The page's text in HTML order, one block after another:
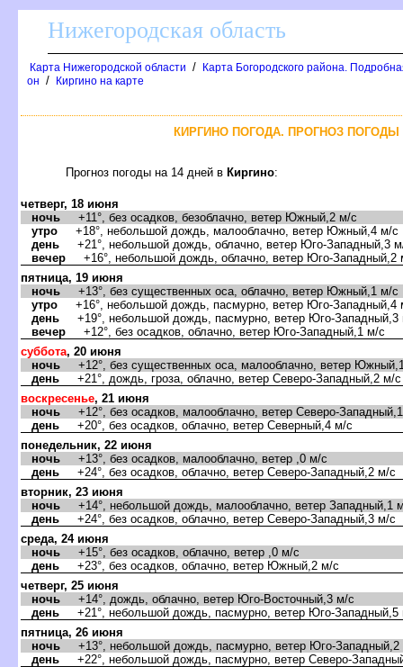
Нижегородская область
Карта Нижегородской области /
Карта Богородского района.
он / Киргино на карте
КИРГИНО ПОГОДА. ПРОГНОЗ ПОГОДЫ
Прогноз погоды на 14 дней Киргино:
четверг, 18 июня
ночь +11°, без осадков, безоблачно, ветер Южный,2 м/с
утро +18°, небольшой дождь, малооблачно, ветер Южный,4 м/с
день +21°, небольшой дождь, облачно, ветер Юго-Западный,3
ечер +16°, небольшой дождь, облачно, ветер Юго-Западный,2
пятница, 19 июня
ночь +13°, без существенных оса, облачно, ветер Южный,1 м/с
утро +16°, небольшой дождь, пасмурно, ветер Юго-Западный,4
день +19°, небольшой дождь, пасмурно, ветер Юго-Западный,3
ечер +12°, без осадков, облачно, ветер Юго-Западный,1 м/с
суббота, 20 июня
ночь +12°, без существенных оса, малооблачно, ветер
день +21°, дождь, гроза, облачно, ветер Северо-Западный,2 м/с
оскресенье, 21 июня
ночь +12°, без осадков, малооблачно, ветер Северо-
день +20°, без осадков, облачно, ветер Северный,4 м/с
понедельник, 22 июня
ночь +13°, без осадков, малооблачно, ветер ,0 м/с
день +24°, без осадков, облачно, ветер Северо-Западный,2 м/с
торник, 23 июня
ночь +14°, небольшой дождь, малооблачно, ветер Западный,1
день +24°, без осадков, облачно, ветер Северо-Западный,3 м/с
среда, 24 июня
ночь +15°, без осадков, облачно, ветер ,0 м/с
день +23°, без осадков, облачно, ветер Южный,2 м/с
четверг, 25 июня
ночь +14°, дождь, облачно, ветер Юго-Восточный,3 м/с
день +21°, небольшой дождь, пасмурно, ветер Юго-Западный,5
пятница, 26 июня
ночь +13°, небольшой дождь, пасмурно, ветер Юго-Западный,2
день +22°, небольшой дождь, пасмурно, ветер Северо-